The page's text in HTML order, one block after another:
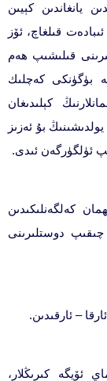
يانغاندىن كېيىن
قىلغاچ، ئۆز
قىلىشىپ ھەم
بۈگۈنكى كەچلىك
كېلىدىغان
بۇ ئەزىز
ئۈلگۈرگەن ئىدى.
كەلگەنلىكىدىن
چىقىپ دوستلىرىنى
– ئارقىدىن.
ئۆيگە كىرىڭلار،